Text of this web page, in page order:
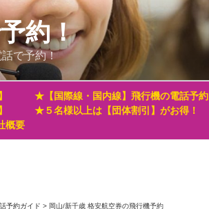
約！
で予約！
★【国際線・国内線】飛行機の電話予約
★５名様以上は【団体割引】がお得！
概要
予約ガイド > 岡山/新千歳 格安航空券の飛行機予約